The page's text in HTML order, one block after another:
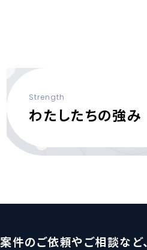
Strength
わたしたちの強み
案件のご依頼やご相談など、